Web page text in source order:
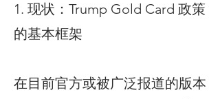
1. 现状：Trump Gold Card 政策
的基本框架
在目前官方或被广泛报道的版本